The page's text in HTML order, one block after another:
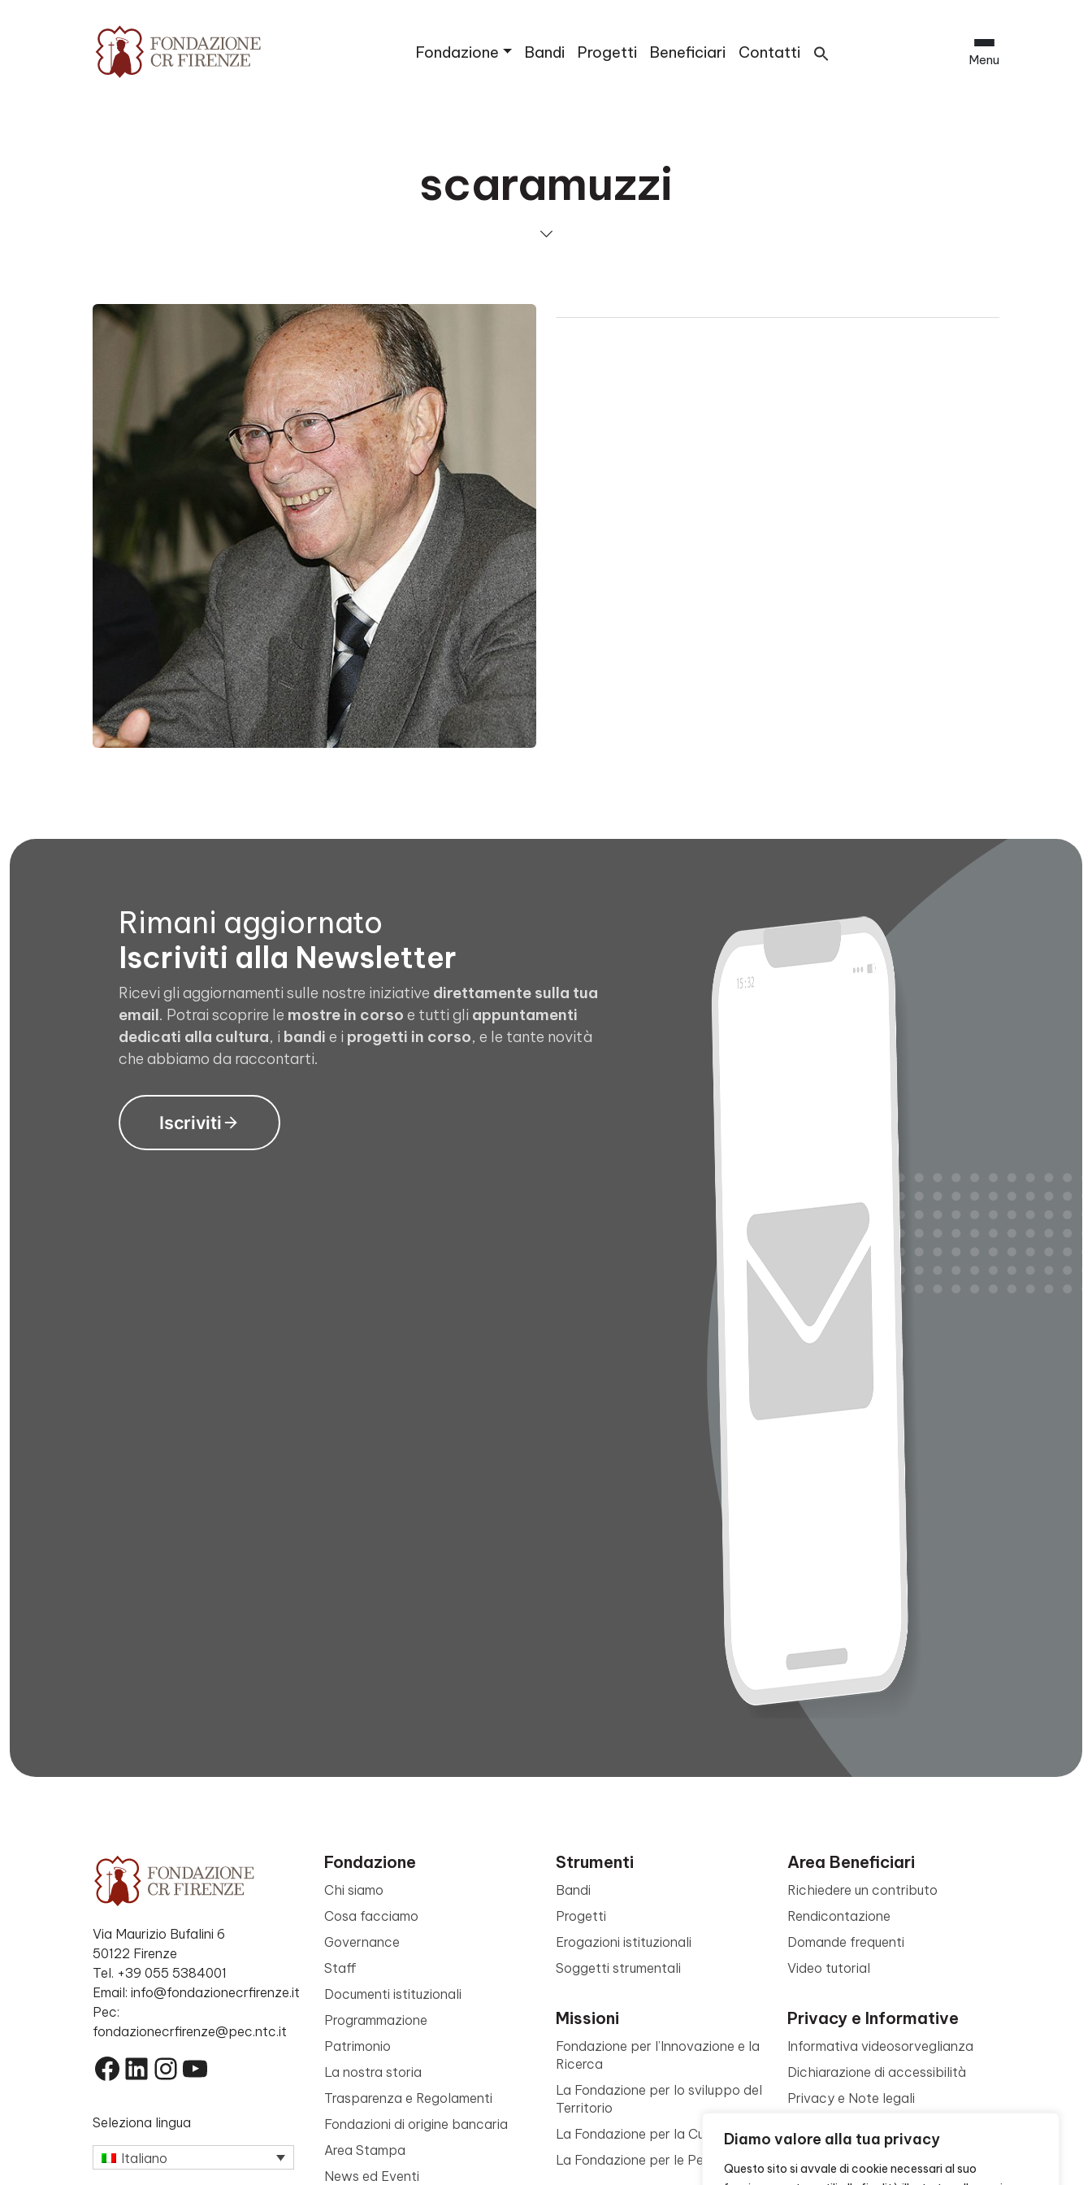
Diamo valore alla tua privacy
Questo sito si avvale di cookie necessari al suo
Fondazione Bandi Progetti Beneficiari Contatti Menu
scaramuzzi
Rimani aggiornato
Iscriviti alla Newsletter
Ricevi gli aggiornamenti sulle nostre iniziative direttamente sulla tua
email. Potrai scoprire le mostre in corso e tutti gli appuntamenti
dedicati alla cultura, i bandi e i progetti in corso, e le tante novità
che abbiamo da raccontarti.
Iscriviti
Via Maurizio Bufalini 6
50122 Firenze
Tel. +39 055 5384001
Email: info@fondazionecrfirenze.it
Pec:
fondazionecrfirenze@pec.ntc.it
Facebook
LinkedIn
Instagram
YouTube
Seleziona lingua
Italiano
Fondazione
Chi siamo
Cosa facciamo
Governance
Staff
Documenti istituzionali
Programmazione
Patrimonio
La nostra storia
Trasparenza e Regolamenti
Fondazioni di origine bancaria
Area Stampa
News ed Eventi
Strumenti
Bandi
Progetti
Erogazioni istituzionali
Soggetti strumentali
Missioni
Fondazione per l’Innovazione e la
Ricerca
La Fondazione per lo sviluppo del
Territorio
La Fondazione per la Cultura
La Fondazione per le Persone
Area Beneficiari
Richiedere un contributo
Rendicontazione
Domande frequenti
Video tutorial
Privacy e Informative
Informativa videosorveglianza
Dichiarazione di accessibilità
Privacy e Note legali
Contattaci